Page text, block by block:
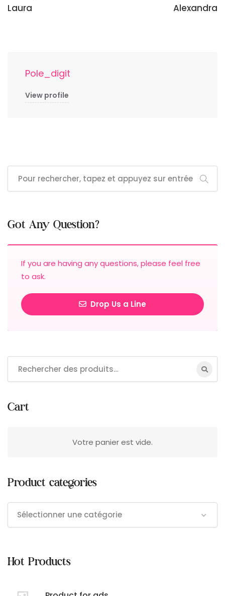
Laura Alexandra
Pole_digit
View profile
Got Any Question?
If you are having any questions, please feel free
to ask.
Drop Us a Line
Cart
Votre panier est vide.
Product categories
Sélectionner une catégorie
Hot Products